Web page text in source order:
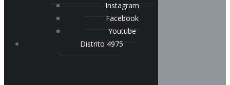
Instagram
Facebook
Youtube
Distrito 4975